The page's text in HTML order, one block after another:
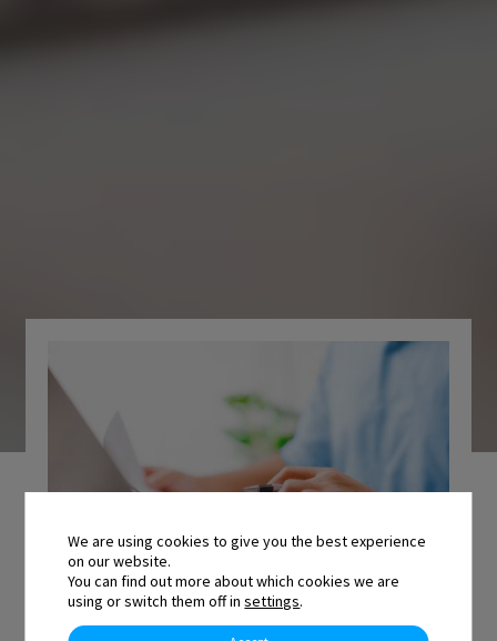
We are using cookies to give you the best experience
on our website.
You can find out more about which cookies we are
using or switch them off insettings.